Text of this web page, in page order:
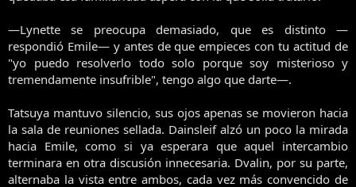
—Lynette se preocupa demasiado, que es distinto —
respondió Emile— y antes de que empieces con tu actitud de
"yo puedo resolverlo todo solo porque soy misterioso y
tremendamente insufrible", tengo algo que darte—.
Tatsuya mantuvo silencio, sus ojos apenas se movieron hacia
la sala de reuniones sellada. Dainsleif alzó un poco la mirada
hacia Emile, como si ya esperara que aquel intercambio
terminara en otra discusión innecesaria. Dvalin, por su parte,
alternaba la vista entre ambos, cada vez más convencido de